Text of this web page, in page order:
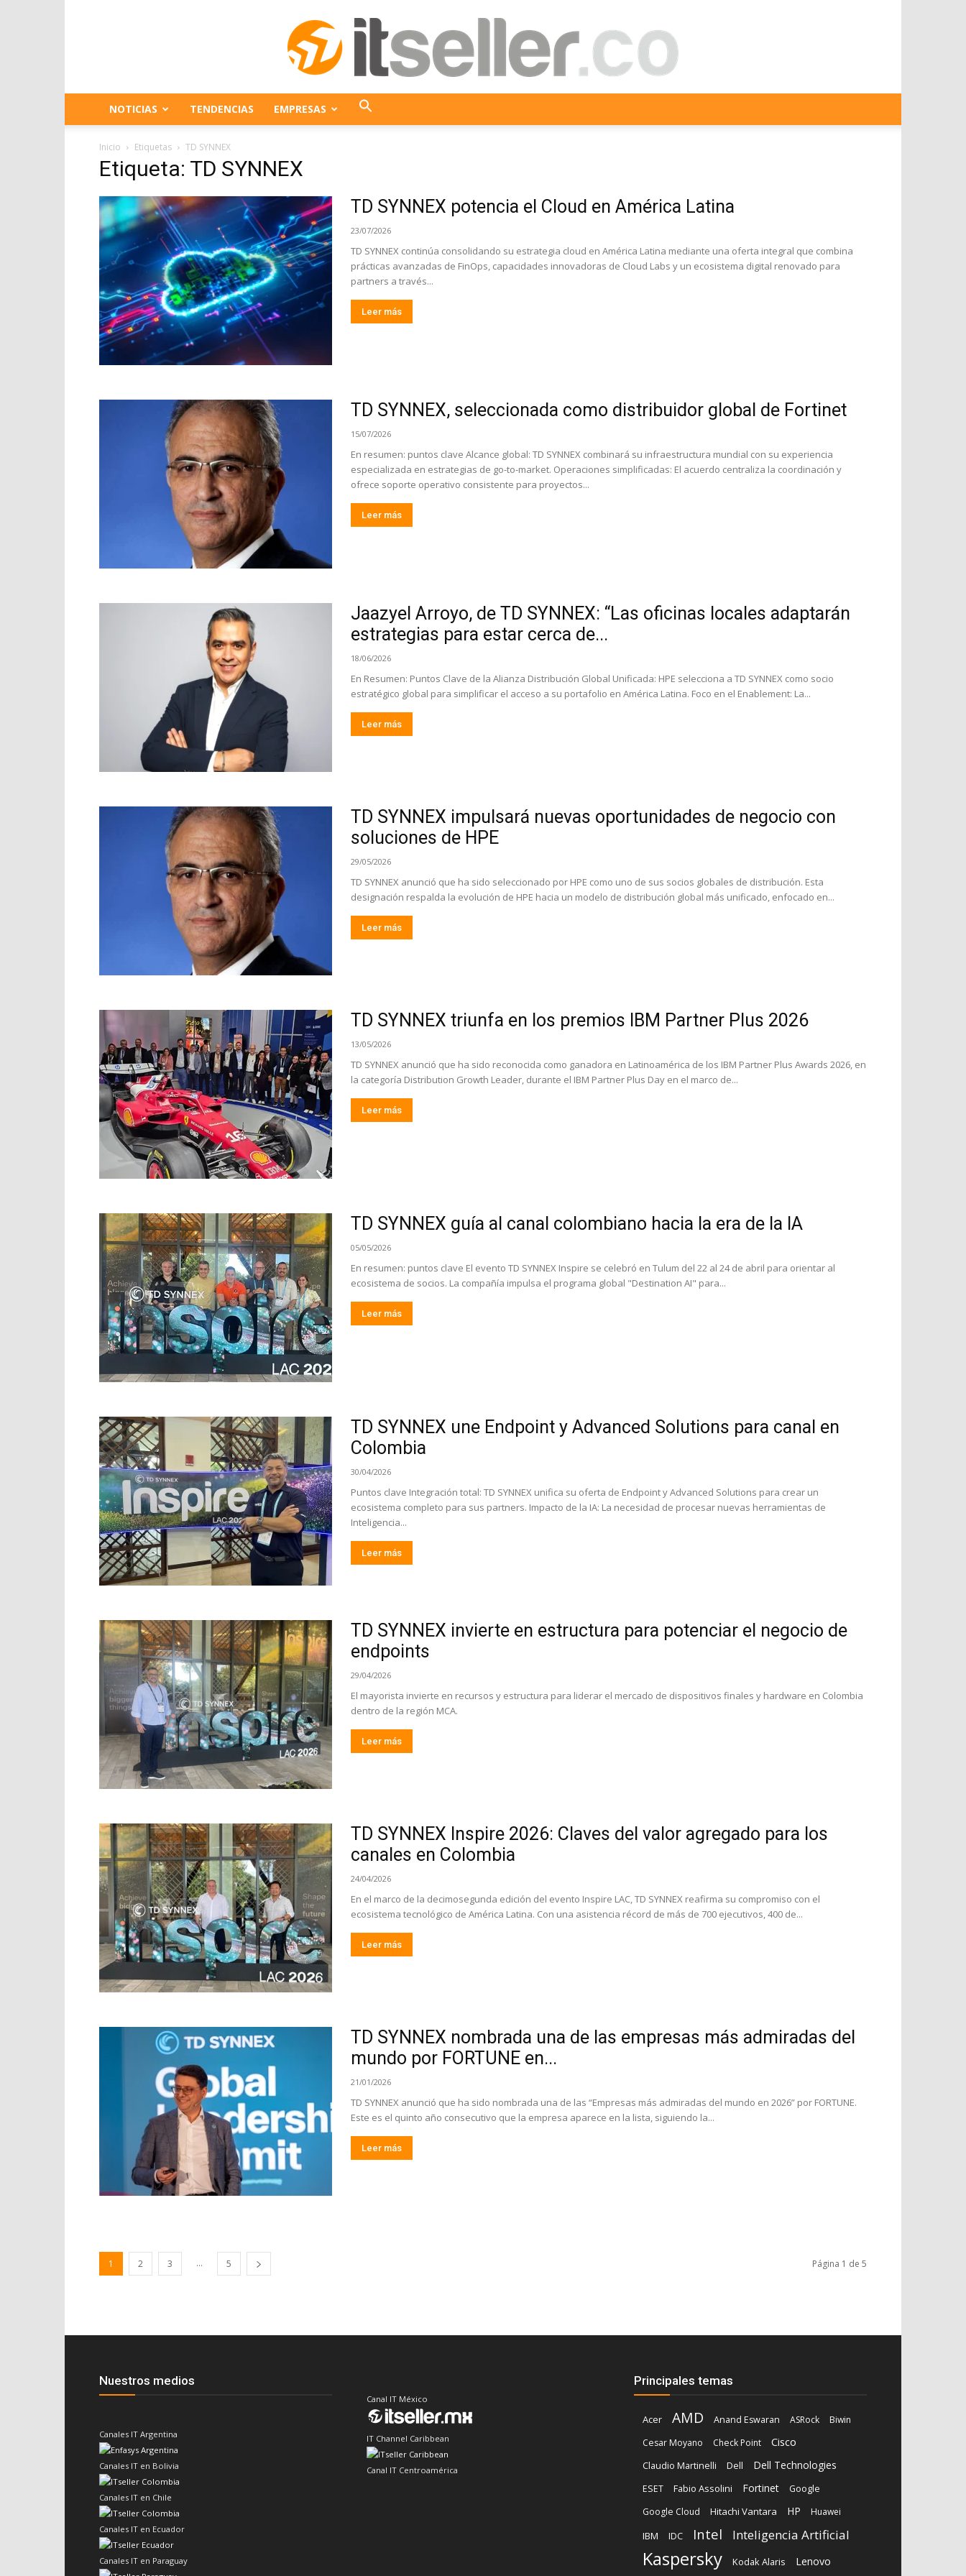
ITseller
Colombia
NOTICIAS TENDENCIAS EMPRESAS
Inicio Etiquetas TD SYNNEX
Etiqueta: TD SYNNEX
TD SYNNEX potencia el Cloud en América Latina
23/07/2026
TD SYNNEX continúa consolidando su estrategia cloud en América Latina mediante una oferta integral que combina
prácticas avanzadas de FinOps, capacidades innovadoras de Cloud Labs y un ecosistema digital renovado para
partners a través...
Leer más
TD SYNNEX, seleccionada como distribuidor global de Fortinet
15/07/2026
En resumen: puntos clave Alcance global: TD SYNNEX combinará su infraestructura mundial con su experiencia
especializada en estrategias de go-to-market. Operaciones simplificadas: El acuerdo centraliza la coordinación y
ofrece soporte operativo consistente para proyectos...
Leer más
Jaazyel Arroyo, de TD SYNNEX: “Las oficinas locales adaptarán
estrategias para estar cerca de...
18/06/2026
En Resumen: Puntos Clave de la Alianza Distribución Global Unificada: HPE selecciona a TD SYNNEX como socio
estratégico global para simplificar el acceso a su portafolio en América Latina. Foco en el Enablement: La...
Leer más
TD SYNNEX impulsará nuevas oportunidades de negocio con
soluciones de HPE
29/05/2026
TD SYNNEX anunció que ha sido seleccionado por HPE como uno de sus socios globales de distribución. Esta
designación respalda la evolución de HPE hacia un modelo de distribución global más unificado, enfocado en...
Leer más
TD SYNNEX triunfa en los premios IBM Partner Plus 2026
13/05/2026
TD SYNNEX anunció que ha sido reconocida como ganadora en Latinoamérica de los IBM Partner Plus Awards 2026, en
la categoría Distribution Growth Leader, durante el IBM Partner Plus Day en el marco de...
Leer más
TD SYNNEX guía al canal colombiano hacia la era de la IA
05/05/2026
En resumen: puntos clave El evento TD SYNNEX Inspire se celebró en Tulum del 22 al 24 de abril para orientar al
ecosistema de socios. La compañía impulsa el programa global "Destination AI" para...
Leer más
TD SYNNEX une Endpoint y Advanced Solutions para canal en
Colombia
30/04/2026
Puntos clave Integración total: TD SYNNEX unifica su oferta de Endpoint y Advanced Solutions para crear un
ecosistema completo para sus partners. Impacto de la IA: La necesidad de procesar nuevas herramientas de
Inteligencia...
Leer más
TD SYNNEX invierte en estructura para potenciar el negocio de
endpoints
29/04/2026
El mayorista invierte en recursos y estructura para liderar el mercado de dispositivos finales y hardware en Colombia
dentro de la región MCA.
Leer más
TD SYNNEX Inspire 2026: Claves del valor agregado para los
canales en Colombia
24/04/2026
En el marco de la decimosegunda edición del evento Inspire LAC, TD SYNNEX reafirma su compromiso con el
ecosistema tecnológico de América Latina. Con una asistencia récord de más de 700 ejecutivos, 400 de...
Leer más
TD SYNNEX nombrada una de las empresas más admiradas del
mundo por FORTUNE en...
21/01/2026
TD SYNNEX anunció que ha sido nombrada una de las “Empresas más admiradas del mundo en 2026” por FORTUNE.
Este es el quinto año consecutivo que la empresa aparece en la lista, siguiendo la...
Leer más
1 2 3 ... 5 Página 1 de 5
Nuestros medios
Canales IT Argentina
Canales IT en Bolivia
Canales IT en Chile
Canales IT en Ecuador
Canales IT en Paraguay
Canal IT México
IT Channel Caribbean
Canal IT Centroamérica
Principales temas
Acer AMD Anand Eswaran ASRock
Biwin
Cesar Moyano
Check Point Cisco
Claudio Martinelli Dell Dell Technologies
ESET Fabio Assolini Fortinet
Google
Google Cloud
Hitachi Vantara HP Huawei
IBM IDC Intel Inteligencia Artificial
Kaspersky Kodak Alaris Lenovo